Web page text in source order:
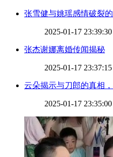
张雪健与姚瑶感情破裂
2025-01-17 23:39:30
​张杰谢娜离婚传闻揭秘
2025-01-17 23:37:15
云朵揭示与刀郎的真相
2025-01-17 23:35:00